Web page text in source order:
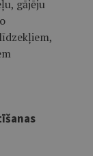
gājēju